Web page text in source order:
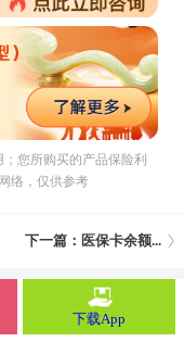
您所购买的产品保险利
络，仅供参考
下一篇：医保卡余额...
下载App